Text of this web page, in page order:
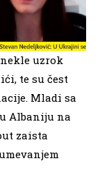
uzrok
te su čest
Mladi sa
Albaniju na
zaista